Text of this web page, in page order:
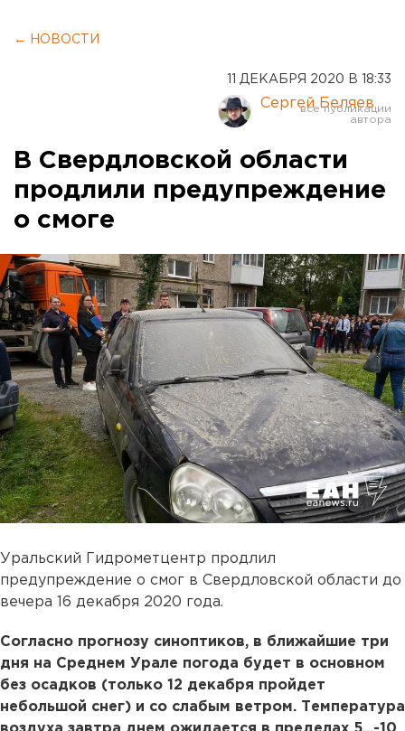
← НОВОСТИ
11 ДЕКАБРЯ 2020 В 18:33
Сергей Беляев
В Свердловской области
продлили предупреждение
о смоге
Уральский Гидрометцентр продлил
предупреждение о смог в Свердловской области до
вечера 16 декабря 2020 года.
Согласно прогнозу синоптиков, в ближайшие три
дня на Среднем Урале погода будет в основном
без осадков (только 12 декабря пройдет
небольшой снег) и со слабым ветром. Температура